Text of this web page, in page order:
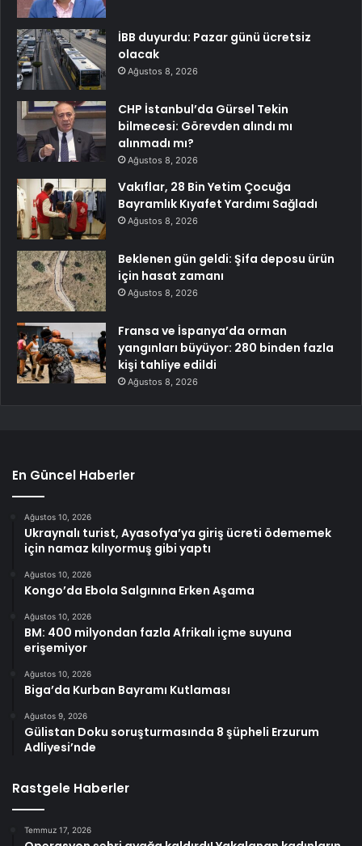
İBB duyurdu: Pazar günü ücretsiz
olacak
Ağustos 8, 2026
CHP İstanbul’da Gürsel Tekin
bilmecesi: Görevden alındı mı
alınmadı mı?
Ağustos 8, 2026
Vakıflar, 28 Bin Yetim Çocuğa
Bayramlık Kıyafet Yardımı Sağladı
Ağustos 8, 2026
Beklenen gün geldi: Şifa deposu ürün
için hasat zamanı
Ağustos 8, 2026
Fransa ve İspanya’da orman
yangınları büyüyor: 280 binden fazla
kişi tahliye edildi
Ağustos 8, 2026
En Güncel Haberler
Ağustos 10, 2026
Ukraynalı turist, Ayasofya’ya giriş ücreti ödememek
için namaz kılıyormuş gibi yaptı
Ağustos 10, 2026
Kongo’da Ebola Salgınına Erken Aşama
Ağustos 10, 2026
BM: 400 milyondan fazla Afrikalı içme suyuna
erişemiyor
Ağustos 10, 2026
Biga’da Kurban Bayramı Kutlaması
Ağustos 9, 2026
Gülistan Doku soruşturmasında 8 şüpheli Erzurum
Adliyesi’nde
Rastgele Haberler
Temmuz 17, 2026